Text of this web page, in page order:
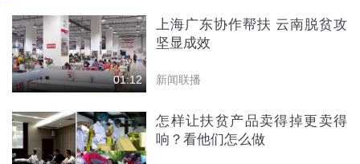
01:12
上海广东协作帮扶 云南脱贫攻
坚显成效
新闻联播
怎样让扶贫产品卖得掉更卖得
响？看他们怎么做